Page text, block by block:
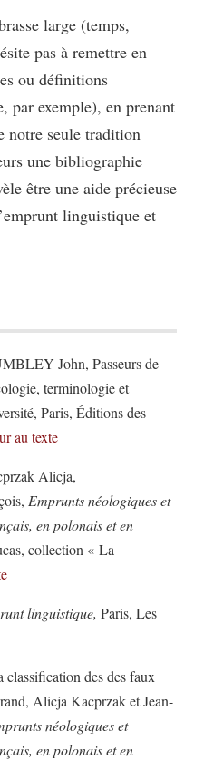
large (temps,
pas à remettre en
ou définitions
par exemple), en prenant
notre seule tradition
une bibliographie
être une aide précieuse
linguistique et
John, Passeurs de
terminologie et
Paris, Éditions des
au texte
Alicja,
Emprunts néologiques et
en polonais et en
collection « La
linguistique, Paris, Les
des des faux
Alicja Kacprzak et Jean-
néologiques et
en polonais et en